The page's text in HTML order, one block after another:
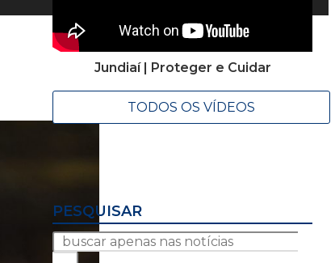
Jundiaí | Proteger e Cuidar
TODOS OS VÍDEOS
PESQUISAR